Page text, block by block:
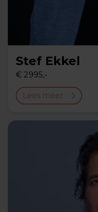
Stef Ekkel
€ 2995,-
Lees meer